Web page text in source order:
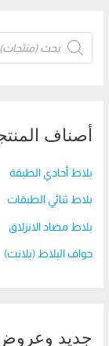
P
d
e
a
h
أصناف
بلاط أحادي الطبقة
بلاط ثنائي الطبقات
بلاط مضاد الانزلاق
حواف البلاط (بلانت)
جديد